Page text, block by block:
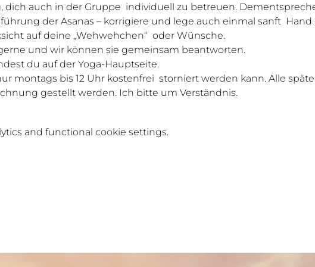
dich auch in der Gruppe  individuell zu betreuen.
der Asanas – korrigiere und lege auch einmal sanft  Hand
auf deine „Wehwehchen“  oder Wünsche.
und wir können sie gemeinsam beantworten.
du auf der Yoga-Hauptseite.
montags bis 12 Uhr kostenfrei  storniert werden kann. Alle
gestellt werden. Ich bitte um Verständnis.
and functional cookie settings.